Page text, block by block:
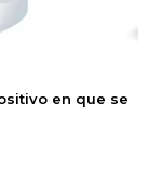
en que se